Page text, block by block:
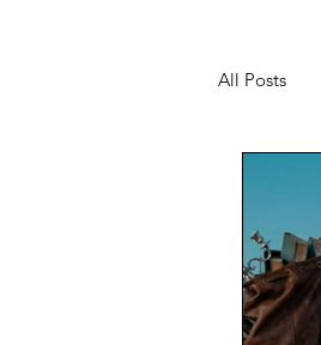
All Posts